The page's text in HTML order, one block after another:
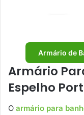
Armário de
Armário
Espelho
O armário para